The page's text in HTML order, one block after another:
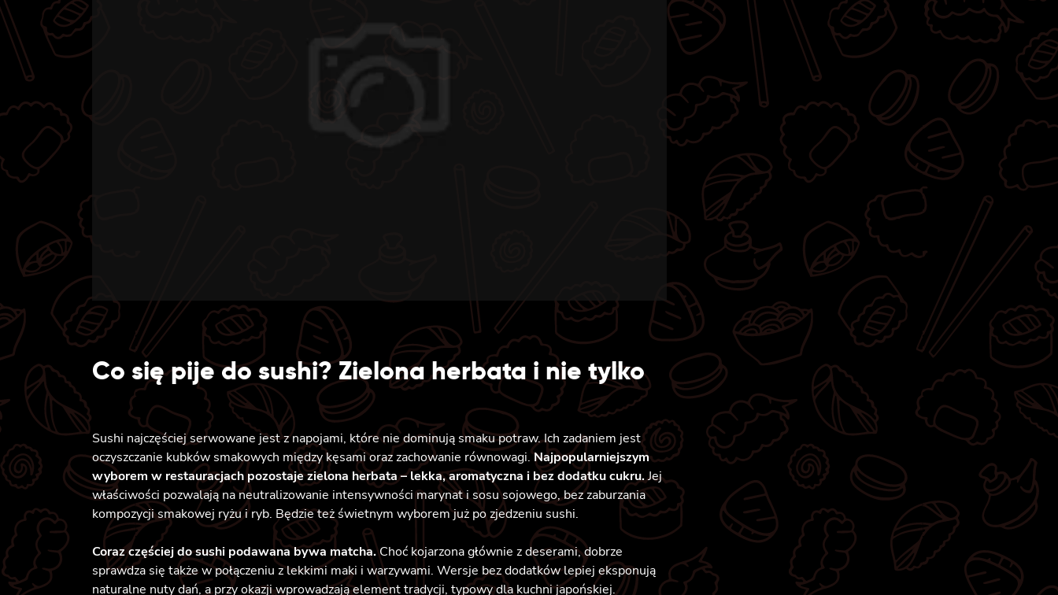
Co się pije do sushi? Zielona herbata i nie tylko
Sushi najczęściej serwowane jest z napojami, które nie dominują smaku potraw. Ich zadaniem jest
oczyszczanie kubków smakowych między kęsami oraz zachowanie równowagi.Najpopularniejszym
wyborem w restauracjach pozostaje zielona herbata – lekka, aromatyczna i bez dodatku cukru.Jej
właściwości pozwalają na neutralizowanie intensywności marynat i sosu sojowego, bez zaburzania
kompozycji smakowej ryżu i ryb. Będzie też świetnym wyborem już po zjedzeniu sushi.
Coraz częściej do sushi podawana bywa matcha.Choć kojarzona głównie z deserami, dobrze
sprawdza się także w połączeniu z lekkimi maki i warzywami. Wersje bez dodatków lepiej eksponują
naturalne nuty dań, a przy okazji wprowadzają element tradycji, typowy dla kuchni japońskiej.